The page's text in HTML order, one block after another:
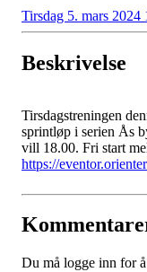
Tirsdag 5. mars 2024
Beskrivelse
Tirsdagstreningen
sprintløp i serien Ås
vill 18.00. Fri start
https://
Du må logge inn for